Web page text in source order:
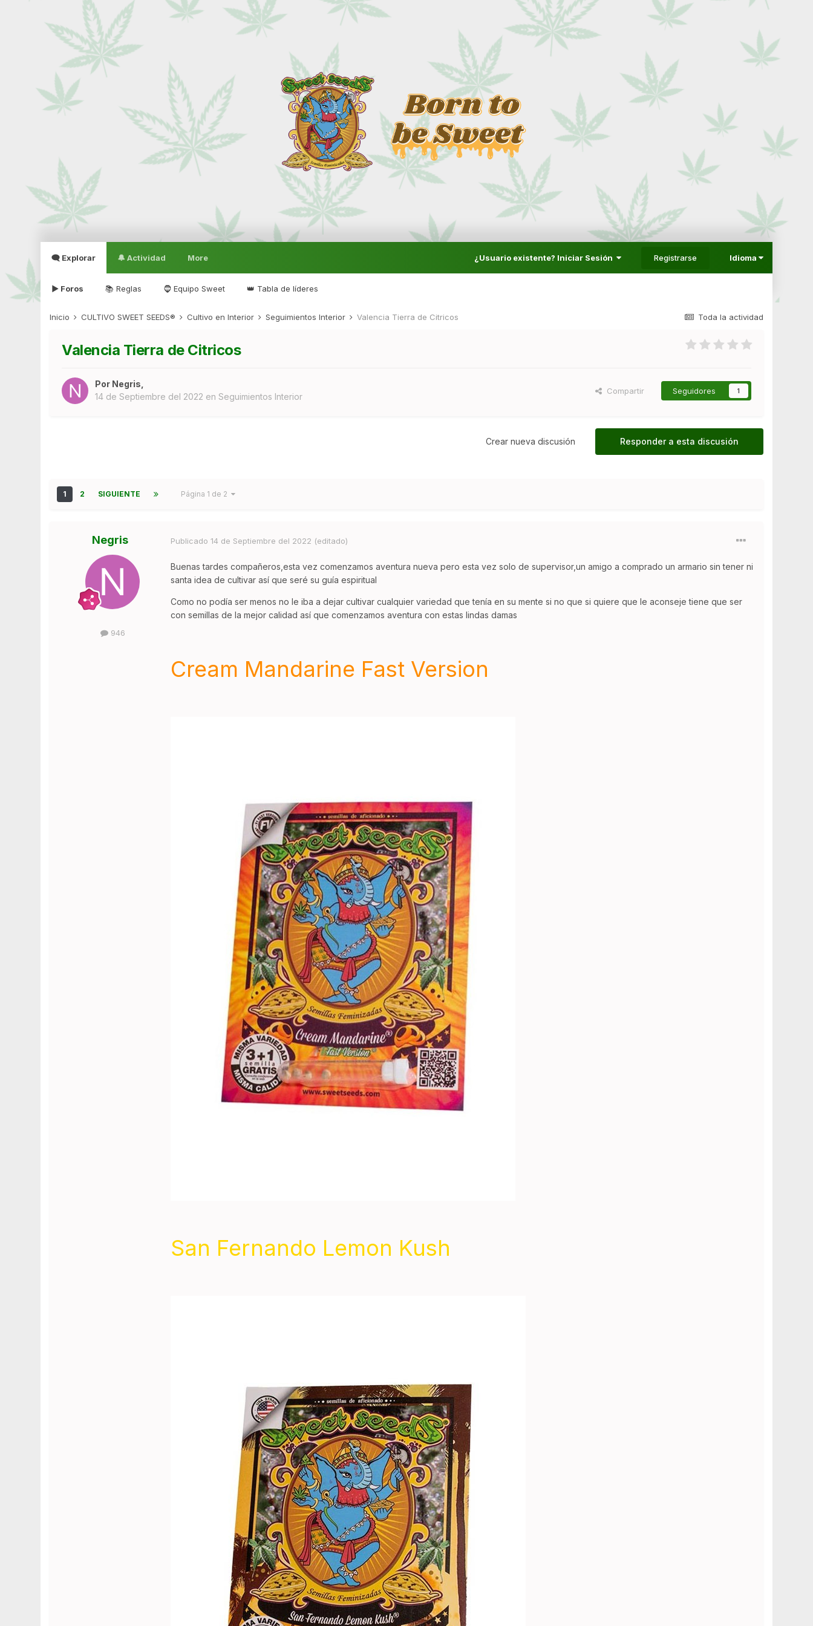
🗨 Explorar
▶ Foros 📚 Reglas 🧔 Equipo Sweet 👑 Tabla de líderes
🔔 Actividad More ¿Usuario existente? Iniciar Sesión Registrarse Idioma
Toda la actividad
Inicio CULTIVO SWEET SEEDS® Cultivo en Interior Seguimientos Interior Valencia Tierra de Citricos
Valencia Tierra de Citricos
Por Negris
14 de Septiembre del 2022 enSeguimientos Interior
Compartir Seguidores 1
Responder a esta discusión
Crear nueva discusión
1 2 SIGUIENTE Página 1 de 2
Negris
946
Publicado14 de Septiembre del 2022 (editado)
Buenas tardes compañeros,esta vez comenzamos aventura nueva pero esta vez solo de supervisor,un amigo a comprado un armario sin tener ni
santa idea de cultivar así que seré su guía espiritual
Como no podía ser menos no le iba a dejar cultivar cualquier variedad que tenía en su mente si no que si quiere que le aconseje tiene que ser
con semillas de la mejor calidad así que comenzamos aventura con estas lindas damas
Cream Mandarine Fast Version
San Fernando Lemon Kush